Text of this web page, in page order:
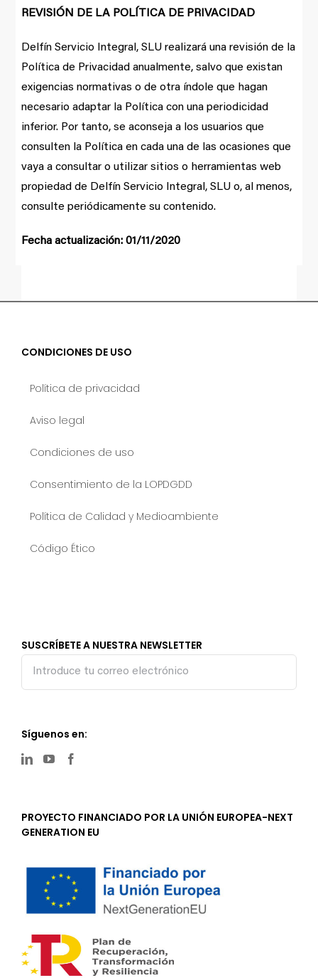
REVISIÓN DE LA POLÍTICA DE PRIVACIDAD
Delfín Servicio Integral, SLU realizará una revisión de la
Política de Privacidad anualmente, salvo que existan
exigencias normativas o de otra índole que hagan
necesario adaptar la Política con una periodicidad
inferior. Por tanto, se aconseja a los usuarios que
consulten la Política en cada una de las ocasiones que
vaya a consultar o utilizar sitios o herramientas web
propiedad de Delfín Servicio Integral, SLU o, al menos,
consulte periódicamente su contenido.
Fecha actualización: 01/11/2020
CONDICIONES DE USO
Política de privacidad
Aviso legal
Condiciones de uso
Consentimiento de la LOPDGDD
Política de Calidad y Medioambiente
Código Ético
SUSCRÍBETE A NUESTRA NEWSLETTER
Síguenos en:
PROYECTO FINANCIADO POR LA UNIÓN EUROPEA-NEXT
GENERATION EU